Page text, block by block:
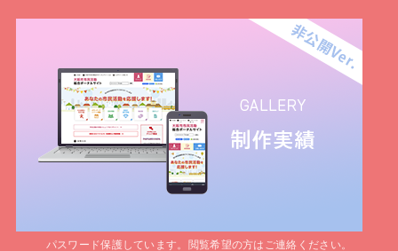
パスワード保護しています。閲覧希望の方はご連絡ください。